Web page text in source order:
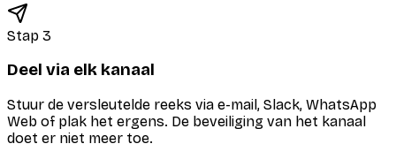
Stap 3
Deel via elk kanaal
Stuur de versleutelde reeks via e-mail, Slack, WhatsApp
Web of plak het ergens. De beveiliging van het kanaal
doet er niet meer toe.